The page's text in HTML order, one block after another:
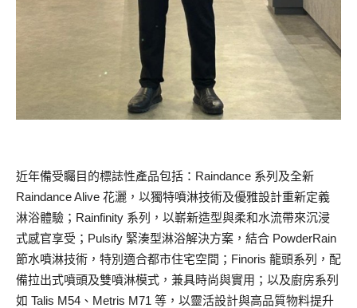
近年備受矚目的標誌性產品包括：Raindance 系列及全新
Raindance Alive 花灑，以獨特噴淋技術及優雅設計重新定義
淋浴體驗；Rainfinity 系列，以嶄新造型與柔和水流帶來沉浸
式感官享受；Pulsify 緊湊型淋浴解決方案，結合 PowderRain
節水噴淋技術，特別適合都市住宅空間；Finoris 龍頭系列，配
備拉出式噴頭及雙噴淋模式，兼具時尚與實用；以及廚房系列
如 Talis M54、Metris M71 等，以靈活設計與高品質物料提升